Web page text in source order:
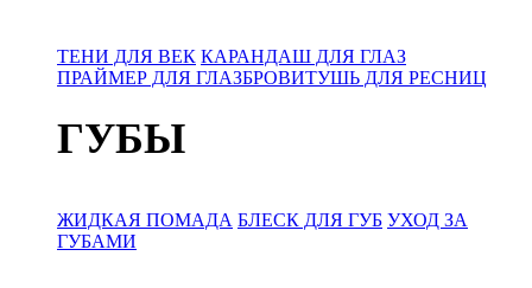
ТЕНИ ДЛЯ ВЕК КАРАНДАШ ДЛЯ ГЛАЗ
ПРАЙМЕР ДЛЯ ГЛАЗБРОВИТУШЬ ДЛЯ РЕСНИЦ
ГУБЫ
ЖИДКАЯ ПОМАДА БЛЕСК ДЛЯ ГУБ УХОД ЗА
ГУБАМИ